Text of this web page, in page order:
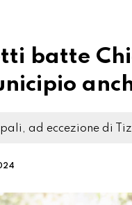
batte
ad eccezione di